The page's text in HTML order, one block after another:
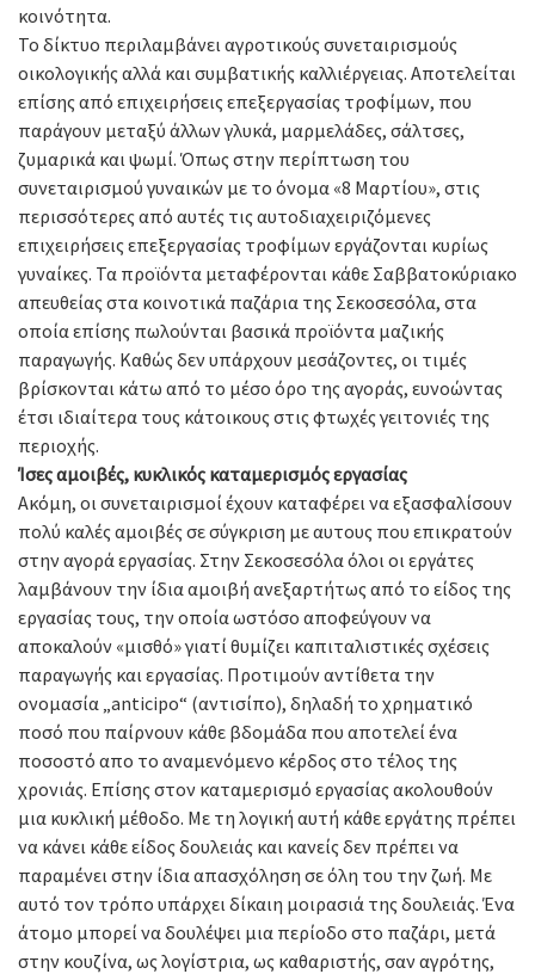
κοινότητα.
Το δίκτυο περιλαμβάνει αγροτικούς συνεταιρισμούς
οικολογικής αλλά και συμβατικής καλλιέργειας. Αποτελείται
επίσης από επιχειρήσεις επεξεργασίας τροφίμων, που
παράγουν μεταξύ άλλων γλυκά, μαρμελάδες, σάλτσες,
ζυμαρικά και ψωμί. Όπως στην περίπτωση του
συνεταιρισμού γυναικών με το όνομα «8 Μαρτίου», στις
περισσότερες από αυτές τις αυτοδιαχειριζόμενες
επιχειρήσεις επεξεργασίας τροφίμων εργάζονται κυρίως
γυναίκες. Τα προϊόντα μεταφέρονται κάθε Σαββατοκύριακο
απευθείας στα κοινοτικά παζάρια της Σεκοσεσόλα, στα
οποία επίσης πωλούνται βασικά προϊόντα μαζικής
παραγωγής. Καθώς δεν υπάρχουν μεσάζοντες, οι τιμές
βρίσκονται κάτω από το μέσο όρο της αγοράς, ευνοώντας
έτσι ιδιαίτερα τους κάτοικους στις φτωχές γειτονιές της
περιοχής.
Ίσεςαμοιβές, κυκλικός καταμερισμόςεργασίας
Ακόμη, οι συνεταιρισμοί έχουν καταφέρει να εξασφαλίσουν
πολύ καλές αμοιβές σε σύγκριση με αυτους που επικρατούν
στην αγορά εργασίας. Στην Σεκοσεσόλα όλοι οι εργάτες
λαμβάνουν την ίδια αμοιβή ανεξαρτήτως από το είδος της
εργασίας τους, την οποία ωστόσο αποφεύγουν να
αποκαλούν «μισθό» γιατί θυμίζει καπιταλιστικές σχέσεις
παραγωγής και εργασίας. Προτιμούν αντίθετα την
ονομασία „anticipo“ (αντισίπο), δηλαδή το χρηματικό
ποσό που παίρνουν κάθε βδομάδα που αποτελεί ένα
ποσοστό απο το αναμενόμενο κέρδος στο τέλος της
χρονιάς. Επίσης στον καταμερισμό εργασίας ακολουθούν
μια κυκλική μέθοδο. Με τη λογική αυτή κάθε εργάτης πρέπει
να κάνει κάθε είδος δουλειάς και κανείς δεν πρέπει να
παραμένει στην ίδια απασχόληση σε όλη του την ζωή. Με
αυτό τον τρόπο υπάρχει δίκαιη μοιρασιά της δουλειάς. Ένα
άτομο μπορεί να δουλέψει μια περίοδο στο παζάρι, μετά
στην κουζίνα, ως λογίστρια, ως καθαριστής, σαν αγρότης,